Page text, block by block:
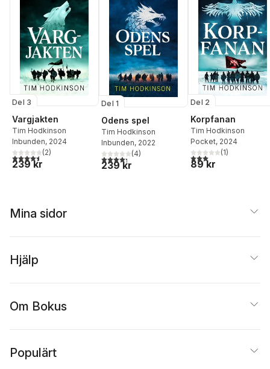
Del 3
Vargjakten
Tim Hodkinson
Inbunden, 2024
4,5utav 5 stjärnor. Totalt antal röster:
(2)
239 kr
Del 1
Odens spel
Tim Hodkinson
Inbunden, 2022
4,3utav 5 stjärnor. Totalt antal röster:
(4)
239 kr
Del 2
Korpfanan
Tim Hodkinson
Pocket, 2024
3,0utav 5 stjärnor.
(1)
89 kr
Mina sidor
Hjälp
Om Bokus
Populärt